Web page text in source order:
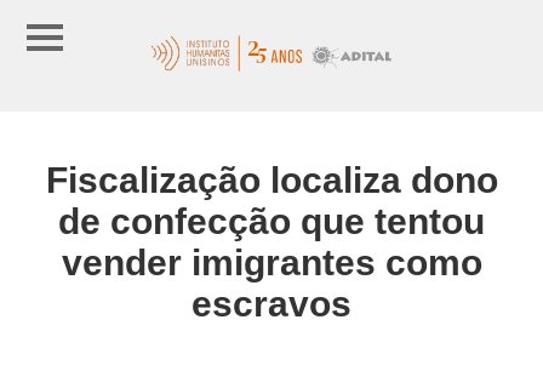
Fiscalização localiza dono
de confecção que tentou
vender imigrantes como
escravos